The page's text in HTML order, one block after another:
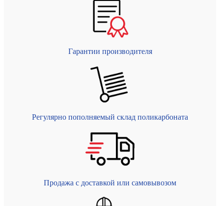
Гарантии производителя
Регулярно пополняемый склад поликарбоната
Продажа с доставкой или самовывозом